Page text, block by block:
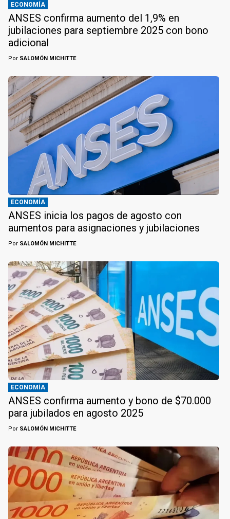
ECONOMÍA
ANSES confirma aumento del 1,9% en
jubilaciones para septiembre 2025 con bono
adicional
Por SALOMÓN MICHITTE
ECONOMÍA
ANSES inicia los pagos de agosto con
aumentos para asignaciones y jubilaciones
Por SALOMÓN MICHITTE
ECONOMÍA
ANSES confirma aumento y bono de $70.000
para jubilados en agosto 2025
Por SALOMÓN MICHITTE